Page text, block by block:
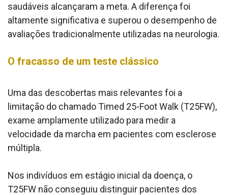
saudáveis alcançaram a meta. A diferença foi
altamente significativa e superou o desempenho de
avaliações tradicionalmente utilizadas na neurologia.
O fracasso de um teste clássico
Uma das descobertas mais relevantes foi a
limitação do chamado Timed 25-Foot Walk (T25FW),
exame amplamente utilizado para medir a
velocidade da marcha em pacientes com esclerose
múltipla.
Nos indivíduos em estágio inicial da doença, o
T25FW não conseguiu distinguir pacientes dos